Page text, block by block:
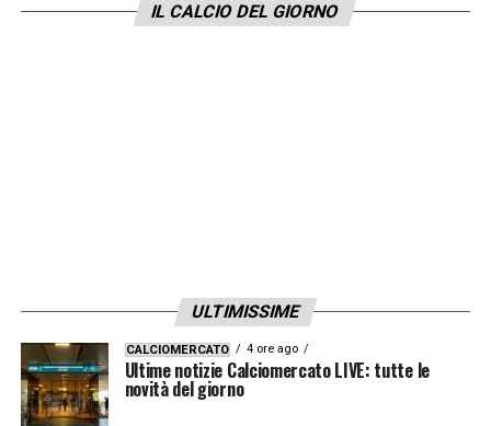
IL CALCIO DEL GIORNO
ULTIMISSIME
CALCIOMERCATO 4 ore ago
Ultime notizie Calciomercato LIVE: tutte le
novità del giorno